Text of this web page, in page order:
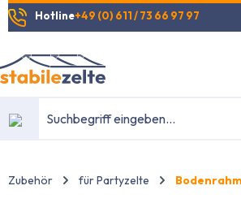
springen
Hotline+49 (0) 611 / 73 66 97 97
Zubehör für Partyzelte